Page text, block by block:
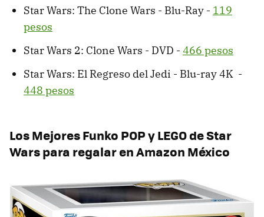
Star Wars: The Clone Wars - Blu-Ray - 119
pesos
Star Wars 2: Clone Wars - DVD - 466 pesos
Star Wars: El Regreso del Jedi - Blu-ray 4K -
448 pesos
Los Mejores Funko POP y LEGO de Star
Warspara regalar en Amazon México